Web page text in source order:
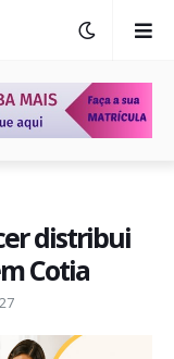
distribui
Cotia